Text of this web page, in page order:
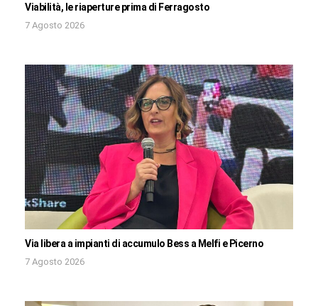
Viabilità, le riaperture prima di Ferragosto
7 Agosto 2026
Via libera a impianti di accumulo Bess a Melfi e Picerno
7 Agosto 2026